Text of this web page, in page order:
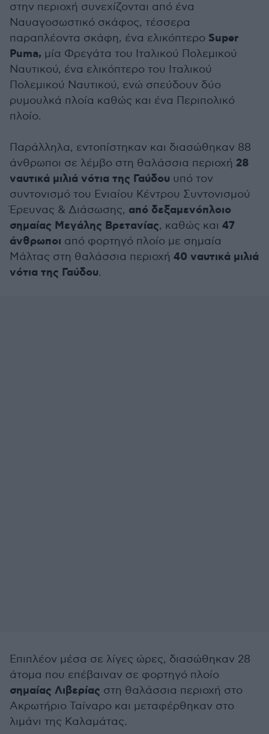
στην περιοχή συνεχίζονται από ένα
Ναυαγοσωστικό σκάφος, τέσσερα
παραπλέοντα σκάφη, ένα ελικόπτερο Super
Puma, μία Φρεγάτα του Ιταλικού Πολεμικού
Ναυτικού, ένα ελικόπτερο του Ιταλικού
Πολεμικού Ναυτικού, ενώ σπεύδουν δύο
ρυμουλκά πλοία καθώς και ένα Περιπολικό
πλοίο.
Παράλληλα, εντοπίστηκαν και διασώθηκαν 88
άνθρωποι σε λέμβο στη θαλάσσια περιοχή 28
ναυτικά μιλιά νότια της Γαύδου υπό τον
συντονισμό του Ενιαίου Κέντρου Συντονισμού
Έρευνας & Διάσωσης, από δεξαμενόπλοιο
σημαίας Μεγάλης Βρετανίας, καθώς και 47
άνθρωποι από φορτηγό πλοίο με σημαία
Μάλτας στη θαλάσσια περιοχή 40 ναυτικά μιλιά
νότια της Γαύδου.
Επιπλέον μέσα σε λίγες ώρες, διασώθηκαν 28
άτομα που επέβαιναν σε φορτηγό πλοίο
σημαίας Λιβερίας στη θαλάσσια περιοχή στο
Ακρωτήριο Ταίναρο και μεταφέρθηκαν στο
λιμάνι της Καλαμάτας.